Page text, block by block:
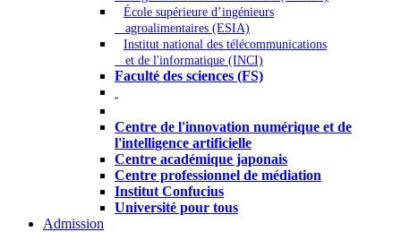
École supérieure d’ingénieurs
agroalimentaires (ESIA)
Institut national des télécommunications
et de l'informatique (INCI)
Faculté des sciences (FS)
Centre de l'innovation numérique et de
l'intelligence artificielle
Centre académique japonais
Centre professionnel de médiation
Institut Confucius
Université pour tous
Admission